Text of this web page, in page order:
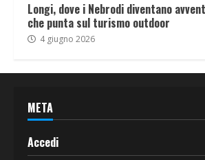
Longi, dove i Nebrodi diventano
che punta sul turismo outdoor
4 giugno 2026
META
Accedi